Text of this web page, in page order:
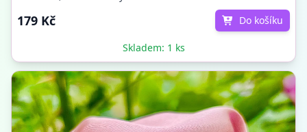
179 Kč Do košíku
Skladem: 1 ks